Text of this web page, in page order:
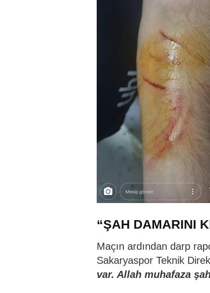
“ŞAH DAMARINI
Maçın ardından darp
Sakaryaspor Teknik
var. Allah muhafaza